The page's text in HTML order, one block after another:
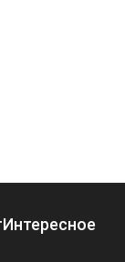
Интересное